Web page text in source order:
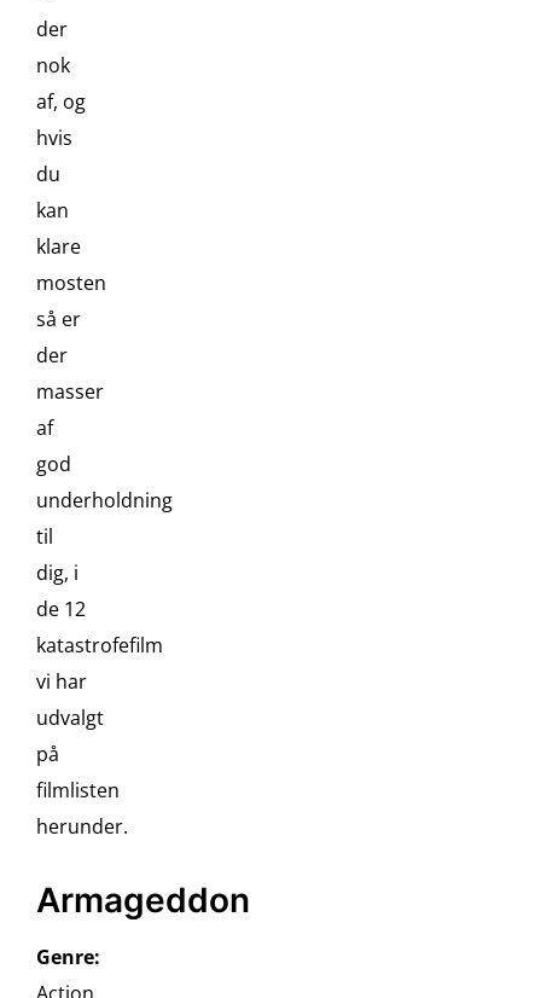
der
nok
af, og
hvis
du
kan
klare
mosten
så er
der
masser
af
god
underholdning
til
dig, i
de 12
katastrofefilm
vi har
udvalgt
på
filmlisten
herunder.
Armageddon
Genre: